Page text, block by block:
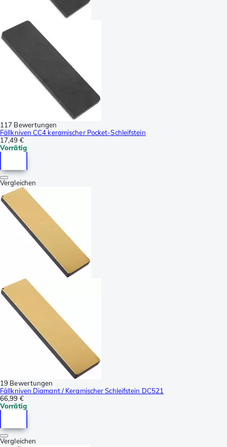
117 Bewertungen
Fällkniven CC4 keramischer Pocket-Schleifstein
17,49 €
Vorrätig
Vergleichen
19 Bewertungen
Fällkniven Diamant / Keramischer Schleifstein DC521
66,99 €
Vorrätig
Vergleichen